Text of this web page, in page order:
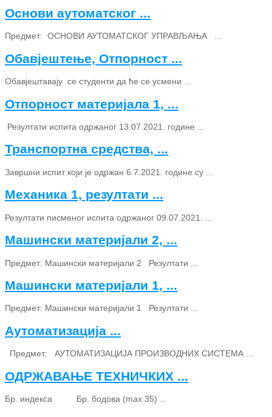
Основи аутоматског ...
Предмет: ОСНОВИ АУТОМАТСКОГ УПРАВЉАЊА ...
Обавјештење, Отпорност ...
Обавјештавају се студенти да ће се усмени ...
Отпорност материјала 1, ...
Резултати испита одржаног 13.07.2021. године ...
Транспортна средства, ...
Завршни испит који је одржан 6.7.2021. године су ...
Механика 1, резултати ...
Резултати писменог испита одржаног 09.07.2021. ...
Машински материјали 2, ...
Предмет: Машински материјали 2 Резултати ...
Машински материјали 1, ...
Предмет: Машински материјали 1 Резултати ...
Аутоматизација ...
Предмет: АУТОМАТИЗАЦИЈА ПРОИЗВОДНИХ СИСТЕМА ...
ОДРЖАВАЊЕ ТЕХНИЧКИХ ...
Бр. индекса Бр. бодова (max 35) ...